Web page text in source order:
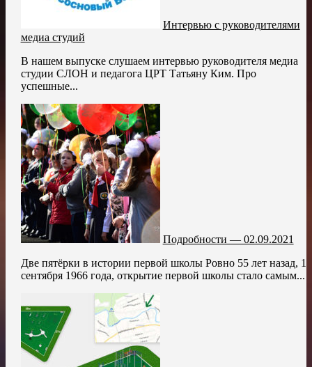
Интервью с руководителями
медиа студий
В нашем выпуске слушаем интервью руководителя медиа
студии СЛОН и педагога ЦРТ Татьяну Ким. Про
успешные...
Подробности — 02.09.2021
Две пятёрки в истории первой школы Ровно 55 лет назад, 1
сентября 1966 года, открытие первой школы стало самым...